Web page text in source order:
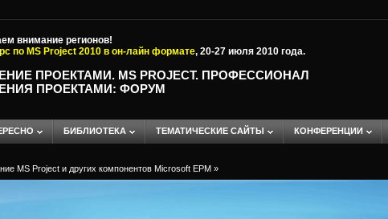
внимание регионов!
по MS Project 2010 в он-лайн формате, 20-27 июля 2010 года.
ПРОЕКТАМИ. MS PROJECT. ПРОФЕССИОНАЛ
ПРОЕКТАМИ: ФОРУМ
БИБЛИОТЕКА ТЕМАТИЧЕСКИЕ САЙТЫ КОНФЕРЕНЦИИ
MS Project и других компонентов Microsoft EPM »